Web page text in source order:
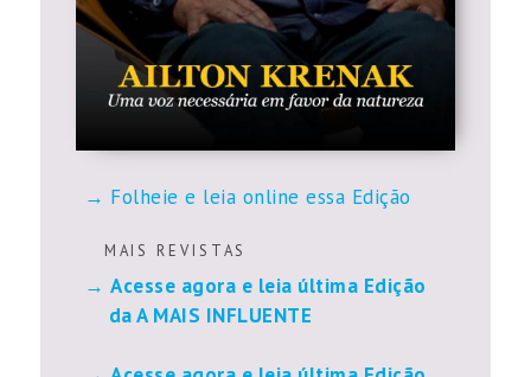
Folheie e leia online essa Edição
M A I S R E V I S T A S
Acesse agora e leia última Edição
da A MAIS INFLUENTE